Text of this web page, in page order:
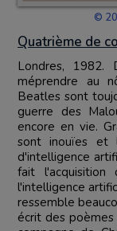
©
Quatrième de
Londres, 1982. Dans un monde qui ressemble à s'y
méprendre au
Beatles sont
guerre des
encore en vie.
sont inouïes et
d'intelligence
fait
l'intelligence
ressemble
écrit des